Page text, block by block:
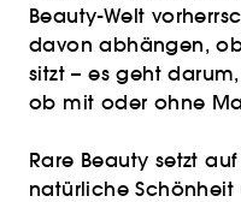
Beauty-Welt
davon abhängen,
sitzt – es geht
ob mit oder ohne
Rare Beauty setzt
natürliche